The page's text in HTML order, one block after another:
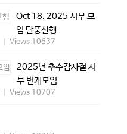
Oct 18, 2025 서부 모
임 단풍산행
Views 10637
2025년 추수감사절 서
부 번개모임
Views 10707